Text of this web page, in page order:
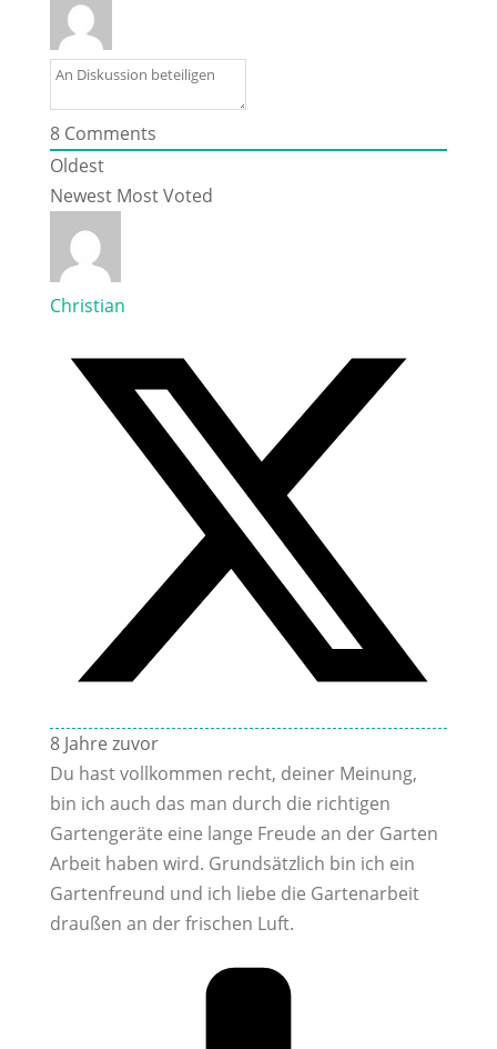
8Comments
Oldest
Newest Most Voted
Christian
8 Jahre zuvor
Du hast vollkommen recht, deiner Meinung,
bin ich auch das man durch die richtigen
Gartengeräte eine lange Freude an der Garten
Arbeit haben wird. Grundsätzlich bin ich ein
Gartenfreund und ich liebe die Gartenarbeit
draußen an der frischen Luft.